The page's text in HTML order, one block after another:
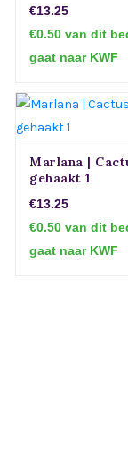
€13.25
€0.50 van dit
gaat naar KWF
Marlana |
gehaakt 1
€13.25
€0.50 van dit
gaat naar KWF